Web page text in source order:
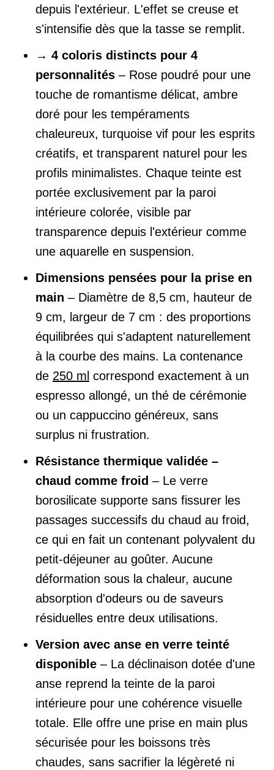
depuis l'extérieur. L'effet se creuse et
s'intensifie dès que la tasse se remplit.
→ 4 coloris distincts pour 4
personnalités – Rose poudré pour une
touche de romantisme délicat, ambre
doré pour les tempéraments
chaleureux, turquoise vif pour les esprits
créatifs, et transparent naturel pour les
profils minimalistes. Chaque teinte est
portée exclusivement par la paroi
intérieure colorée, visible par
transparence depuis l'extérieur comme
une aquarelle en suspension.
Dimensions pensées pour la prise en
main – Diamètre de 8,5 cm, hauteur de
9 cm, largeur de 7 cm : des proportions
équilibrées qui s'adaptent naturellement
à la courbe des mains. La contenance
de 250 ml correspond exactement à un
espresso allongé, un thé de cérémonie
ou un cappuccino généreux, sans
surplus ni frustration.
Résistance thermique validée –
chaud comme froid – Le verre
borosilicate supporte sans fissurer les
passages successifs du chaud au froid,
ce qui en fait un contenant polyvalent du
petit-déjeuner au goûter. Aucune
déformation sous la chaleur, aucune
absorption d'odeurs ou de saveurs
résiduelles entre deux utilisations.
Version avec anse en verre teinté
disponible – La déclinaison dotée d'une
anse reprend la teinte de la paroi
intérieure pour une cohérence visuelle
totale. Elle offre une prise en main plus
sécurisée pour les boissons très
chaudes, sans sacrifier la légèreté ni